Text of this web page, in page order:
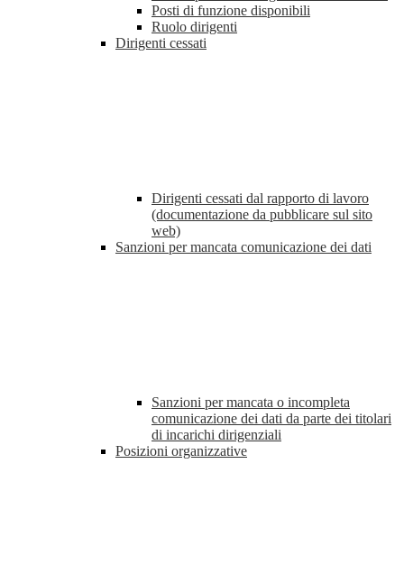
Posti di funzione disponibili
Ruolo dirigenti
Dirigenti cessati
Dirigenti cessati dal rapporto di lavoro
(documentazione da pubblicare sul sito
web)
Sanzioni per mancata comunicazione dei dati
Sanzioni per mancata o incompleta
comunicazione dei dati da parte dei titolari
di incarichi dirigenziali
Posizioni organizzative